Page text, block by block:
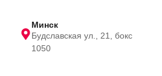
Минск
Будславская ул., 21, бокс
1050